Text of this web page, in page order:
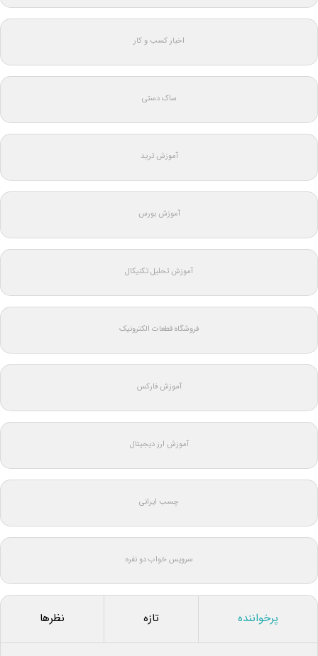
اخبار کسب و کار
ساک دستی
آموزش ترید
آموزش بورس
آموزش تحلیل تکنیکال
فروشگاه قطعات الکترونیک
آموزش فارکس
آموزش ارز دیجیتال
چسب ایرانی
سرویس خواب دو نفره
پرخواننده تازه نظرها